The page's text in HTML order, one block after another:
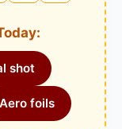
shot
Aero foils